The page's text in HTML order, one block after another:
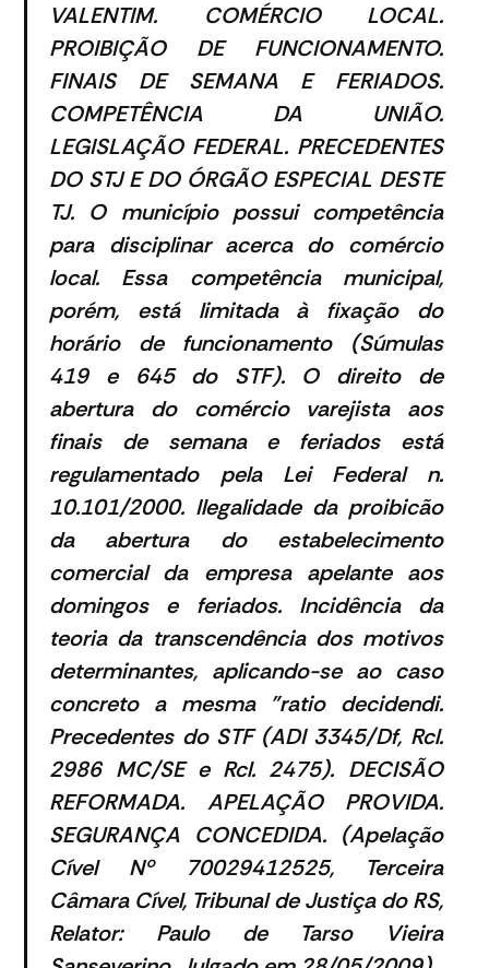
VALENTIM. COMÉRCIO LOCAL.
PROIBIÇÃO DE FUNCIONAMENTO.
FINAIS DE SEMANA E FERIADOS.
COMPETÊNCIA DA UNIÃO.
LEGISLAÇÃO FEDERAL. PRECEDENTES
DO STJ E DO ÓRGÃO ESPECIAL DESTE
TJ. O município possui competência
para disciplinar acerca do comércio
local. Essa competência municipal,
porém, está limitada à fixação do
horário de funcionamento (Súmulas
419 e 645 do STF). O direito de
abertura do comércio varejista aos
finais de semana e feriados está
regulamentado pela Lei Federal n.
10.101/2000. Ilegalidade da proibicão
da abertura do estabelecimento
comercial da empresa apelante aos
domingos e feriados. Incidência da
teoria da transcendência dos motivos
determinantes, aplicando-se ao caso
concreto a mesma "ratio decidendi.
Precedentes do STF(ADI 3345/Df, Rcl.
2986 MC/SE e Rcl. 2475). DECISÃO
REFORMADA. APELAÇÃO PROVIDA.
SEGURANÇA CONCEDIDA. (Apelação
Cível Nº 70029412525, Terceira
Câmara Cível, Tribunal de Justiça do RS,
Relator: Paulo de Tarso Vieira